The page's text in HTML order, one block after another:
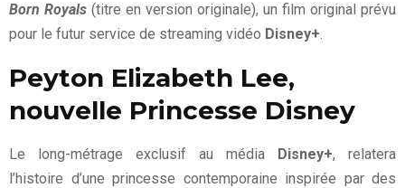
Born Royals (titre en version originale), un film original prévu
pour le futur service de streaming vidéo Disney+.
Peyton Elizabeth Lee,
nouvelle Princesse Disney
Le long-métrage exclusif au média Disney+, relatera
l’histoire d’une princesse contemporaine inspirée par des